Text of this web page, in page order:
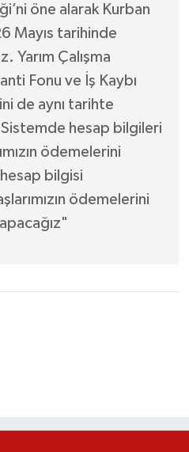
öne alarak Kurban
Mayıs tarihinde
Yarım Çalışma
Fonu ve İş Kaybı
de aynı tarihte
hesap bilgileri
ödemelerini
bilgisi
ödemelerini